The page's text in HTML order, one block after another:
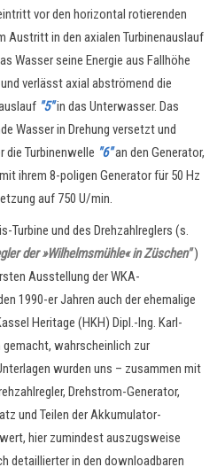
vor den horizontal rotierenden
Austritt in den axialen Turbinenauslauf
Wasser seine Energie aus Fallhöhe
verlässt axial abströmend die
"5"in das Unterwasser. Das
Wasser in Drehung versetzt und
die Turbinenwelle "6"an den Generator,
ihrem 8-poligen Generator für 50 Hz
auf 750 U/min.
Turbine und des Drehzahlreglers (s.
der »Wilhelmsmühle« in Züschen")
Ausstellung der WKA-
1990-er Jahren auch der ehemalige
Heritage (HKH) Dipl.-Ing. Karl-
wahrscheinlich zur
wurden uns – zusammen mit
Drehstrom-Generator,
und Teilen der Akkumulator-
hier zumindest auszugsweise
detaillierter in den downloadbaren